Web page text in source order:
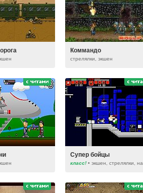
Коммандо
стрелялки, экшен
Супер бойцы
класс! • экшен, стрелялки, на двоих